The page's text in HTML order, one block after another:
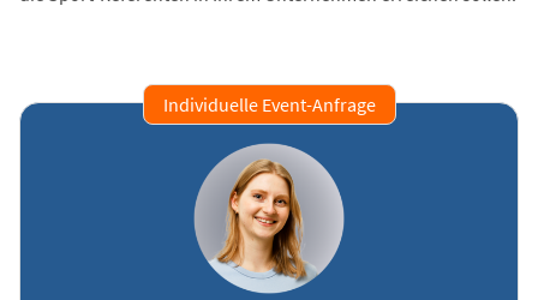
Individuelle Event-Anfrage